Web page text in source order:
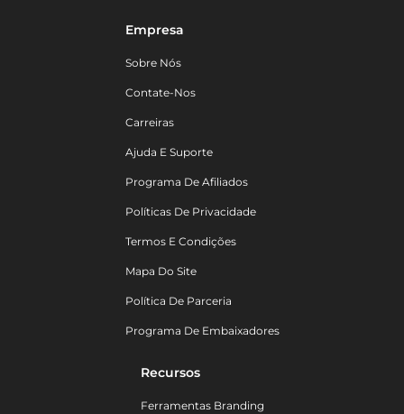
Empresa
Sobre Nós
Contate-Nos
Carreiras
Ajuda E Suporte
Programa De Afiliados
Políticas De Privacidade
Termos E Condições
Mapa Do Site
Política De Parceria
Programa De Embaixadores
Recursos
Ferramentas Branding